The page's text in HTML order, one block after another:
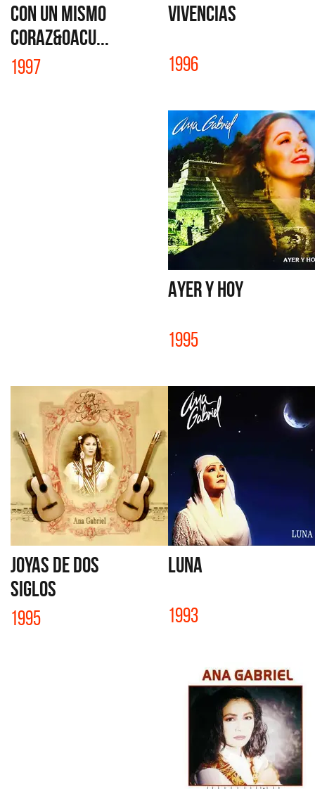
CON UN MISMO
CORAZ&Oacu...
1997
VIVENCIAS
1996
AYER Y HOY
1995
JOYAS DE DOS
SIGLOS
1995
LUNA
1993